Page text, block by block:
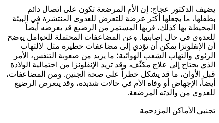
يضيف الدكتور عجاج: إن الأم المرضعة تكون على اتصال دائم
بطفلها، ما يجعلها أكثر عرضة للتعرض للعدوى المنتشرة في البيئة
المحيطة بها كذلك، قربها المستمر من الرضيع قد يعرضه أيضاً
للعدوى في حال إصابتها. وعن المضاعفات المحتملة للحوامل يوضح
أن الإنفلونزا يمكن أن تؤدي إلى مضاعفات خطيرة مثل الالتهاب
الرئوي والتهاب الشعب الهوائية؛ ما يزيد من صعوبة التنفس، الأمر
الذي يحتاج إلى علاج مكثّف، وقد تزيد الإنفلونزا من احتمالية الولادة
قبل الأوان، ما قد يشكل خطراً على صحة الجنين. ومن المضاعفات،
أيضاً، الإجهاض أو وفاة الأم في حالات شديدة، وقد يتعرض الرضيع
للعدوى من والدته المرضعة.
تجنبي الأماكن المزدحمة